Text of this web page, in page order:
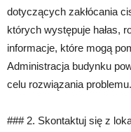
dotyczących zakłócania
których występuje hałas,
informacje, które mogą
Administracja budynku
celu rozwiązania problemu.
### 2. Skontaktuj się z